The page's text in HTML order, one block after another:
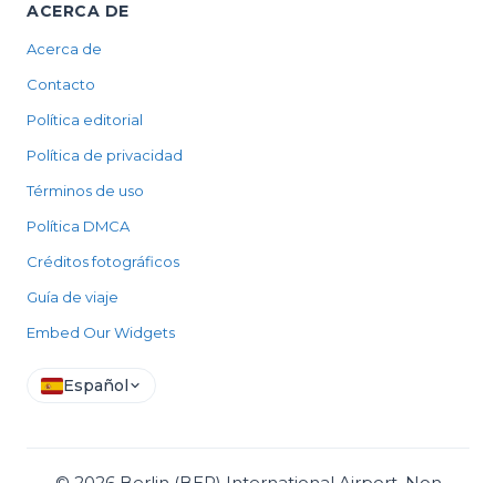
ACERCA DE
Acerca de
Contacto
Política editorial
Política de privacidad
Términos de uso
Política DMCA
Créditos fotográficos
Guía de viaje
Embed Our Widgets
Español